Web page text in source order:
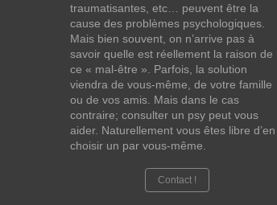
traumatisantes, etc… peuvent être la
cause des problèmes psychologiques.
Mais bien souvent, on n’arrive pas à
savoir quelle est réellement la raison de
ce « mal-être ». Parfois, la solution
viendra de vous-même, de votre famille
ou de vos amis. Mais dans le cas
contraire; consulter un psy peut vous
aider. Naturellement vous êtes libre d’en
choisir un par vous-même.
Contact !